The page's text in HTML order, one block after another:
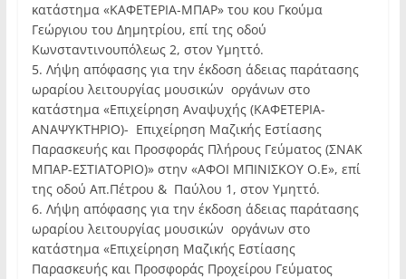
κατάστημα «ΚΑΦΕΤΕΡΙΑ-ΜΠΑΡ» του κου Γκούμα
Γεώργιου του Δημητρίου, επί της οδού
Κωνσταντινουπόλεως 2, στον Υμηττό.
5. Λήψη απόφασης για την έκδοση άδειας παράτασης
ωραρίου λειτουργίας μουσικών οργάνων στο
κατάστημα «Επιχείρηση Αναψυχής (ΚΑΦΕΤΕΡΙΑ-
ΑΝΑΨΥΚΤΗΡΙΟ)- Επιχείρηση Μαζικής Εστίασης
Παρασκευής και Προσφοράς Πλήρους Γεύματος (ΣΝΑΚ
ΜΠΑΡ-ΕΣΤΙΑΤΟΡΙΟ)» στην «ΑΦΟΙ ΜΠΙΝΙΣΚΟΥ Ο.Ε», επί
της οδού Απ.Πέτρου & Παύλου 1, στον Υμηττό.
6. Λήψη απόφασης για την έκδοση άδειας παράτασης
ωραρίου λειτουργίας μουσικών οργάνων στο
κατάστημα «Επιχείρηση Μαζικής Εστίασης
Παρασκευής και Προσφοράς Προχείρου Γεύματος